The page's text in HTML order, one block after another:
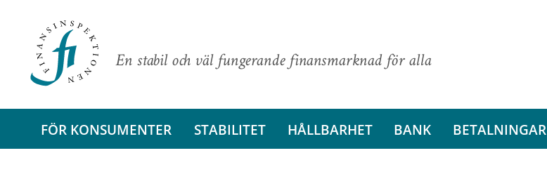
En stabil och väl fungerande finansmarknad för alla
FÖR KONSUMENTER STABILITET HÅLLBARHET BANK BETALNINGAR